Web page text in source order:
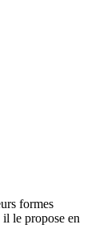
formes
le propose en